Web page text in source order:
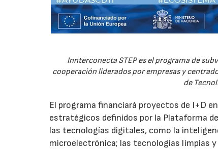
Innterconecta STEP es el programa de
cooperación liderados por empresas y
de
El programa financiará proyectos de I+D
estratégicos definidos por la Plataforma
las tecnologías digitales, como la
microelectrónica; las tecnologías limpias